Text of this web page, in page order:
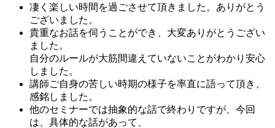
凄く楽しい時間を過ごさせて頂きました。ありがとう
ございました。
貴重なお話を伺うことができ、大変ありがとうござい
ました。
自分のルールが大筋間違えていないことがわかり安心
しました。
講師ご自身の苦しい時期の様子を率直に語って頂き、
感銘しました。
他のセミナーでは抽象的な話で終わりですが、今回
は、具体的な話があって、